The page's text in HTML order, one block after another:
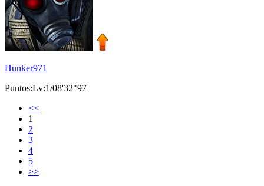
Hunker971
Puntos:Lv:1/08'32"97
<<
1
2
3
4
5
>>